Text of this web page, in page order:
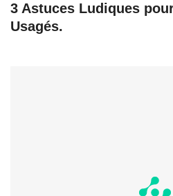
3 Astuces Ludiques
Usagés.